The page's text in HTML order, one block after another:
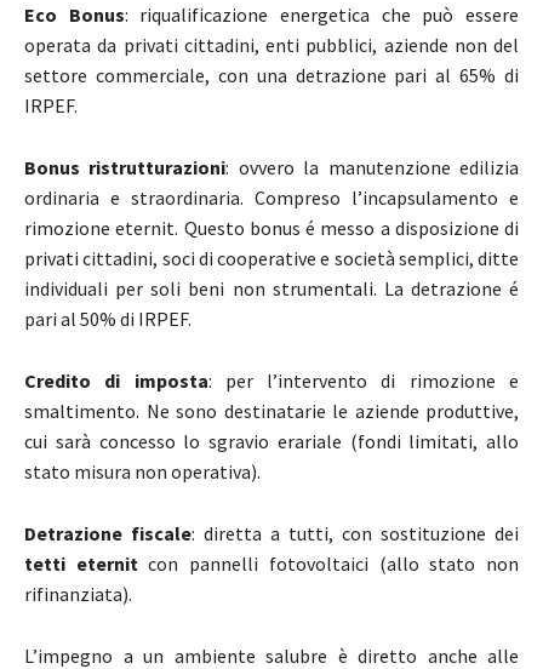
Eco Bonus: riqualificazione energetica che può essere
operata da privati cittadini, enti pubblici, aziende non del
settore commerciale, con una detrazione pari al 65% di
IRPEF.
Bonus ristrutturazioni: ovvero la manutenzione edilizia
ordinaria e straordinaria. Compreso l’incapsulamento e
rimozione eternit. Questo bonus é messo a disposizione di
privati cittadini, soci di cooperative e società semplici, ditte
individuali per soli beni non strumentali. La detrazione é
pari al 50% di IRPEF.
Credito di imposta: per l’intervento di rimozione e
smaltimento. Ne sono destinatarie le aziende produttive,
cui sarà concesso lo sgravio erariale (fondi limitati, allo
stato misura non operativa).
Detrazione fiscale: diretta a tutti, con sostituzione dei
tetti eternit con pannelli fotovoltaici (allo stato non
rifinanziata).
L’impegno a un ambiente salubre è diretto anche alle